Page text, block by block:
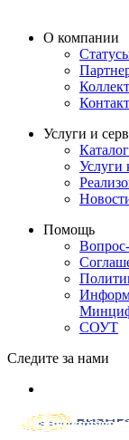
О компании
Услуги и
Услуги
Помощь
СОУТ
Следите за нами